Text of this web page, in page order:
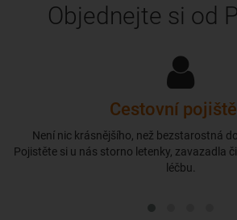
Objednejte si od
Cestovní
Není nic krásnějšího, než bezstarostná
Pojistěte si u nás storno letenky, zavazadla
léčbu.